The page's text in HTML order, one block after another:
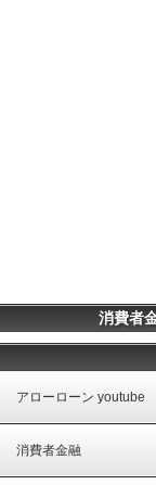
消費者
アローローン youtube
消費者金融